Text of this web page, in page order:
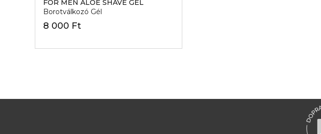
FOR MEN ALOE SHAVE GEL
Borotválkozó Gél
8 000 Ft